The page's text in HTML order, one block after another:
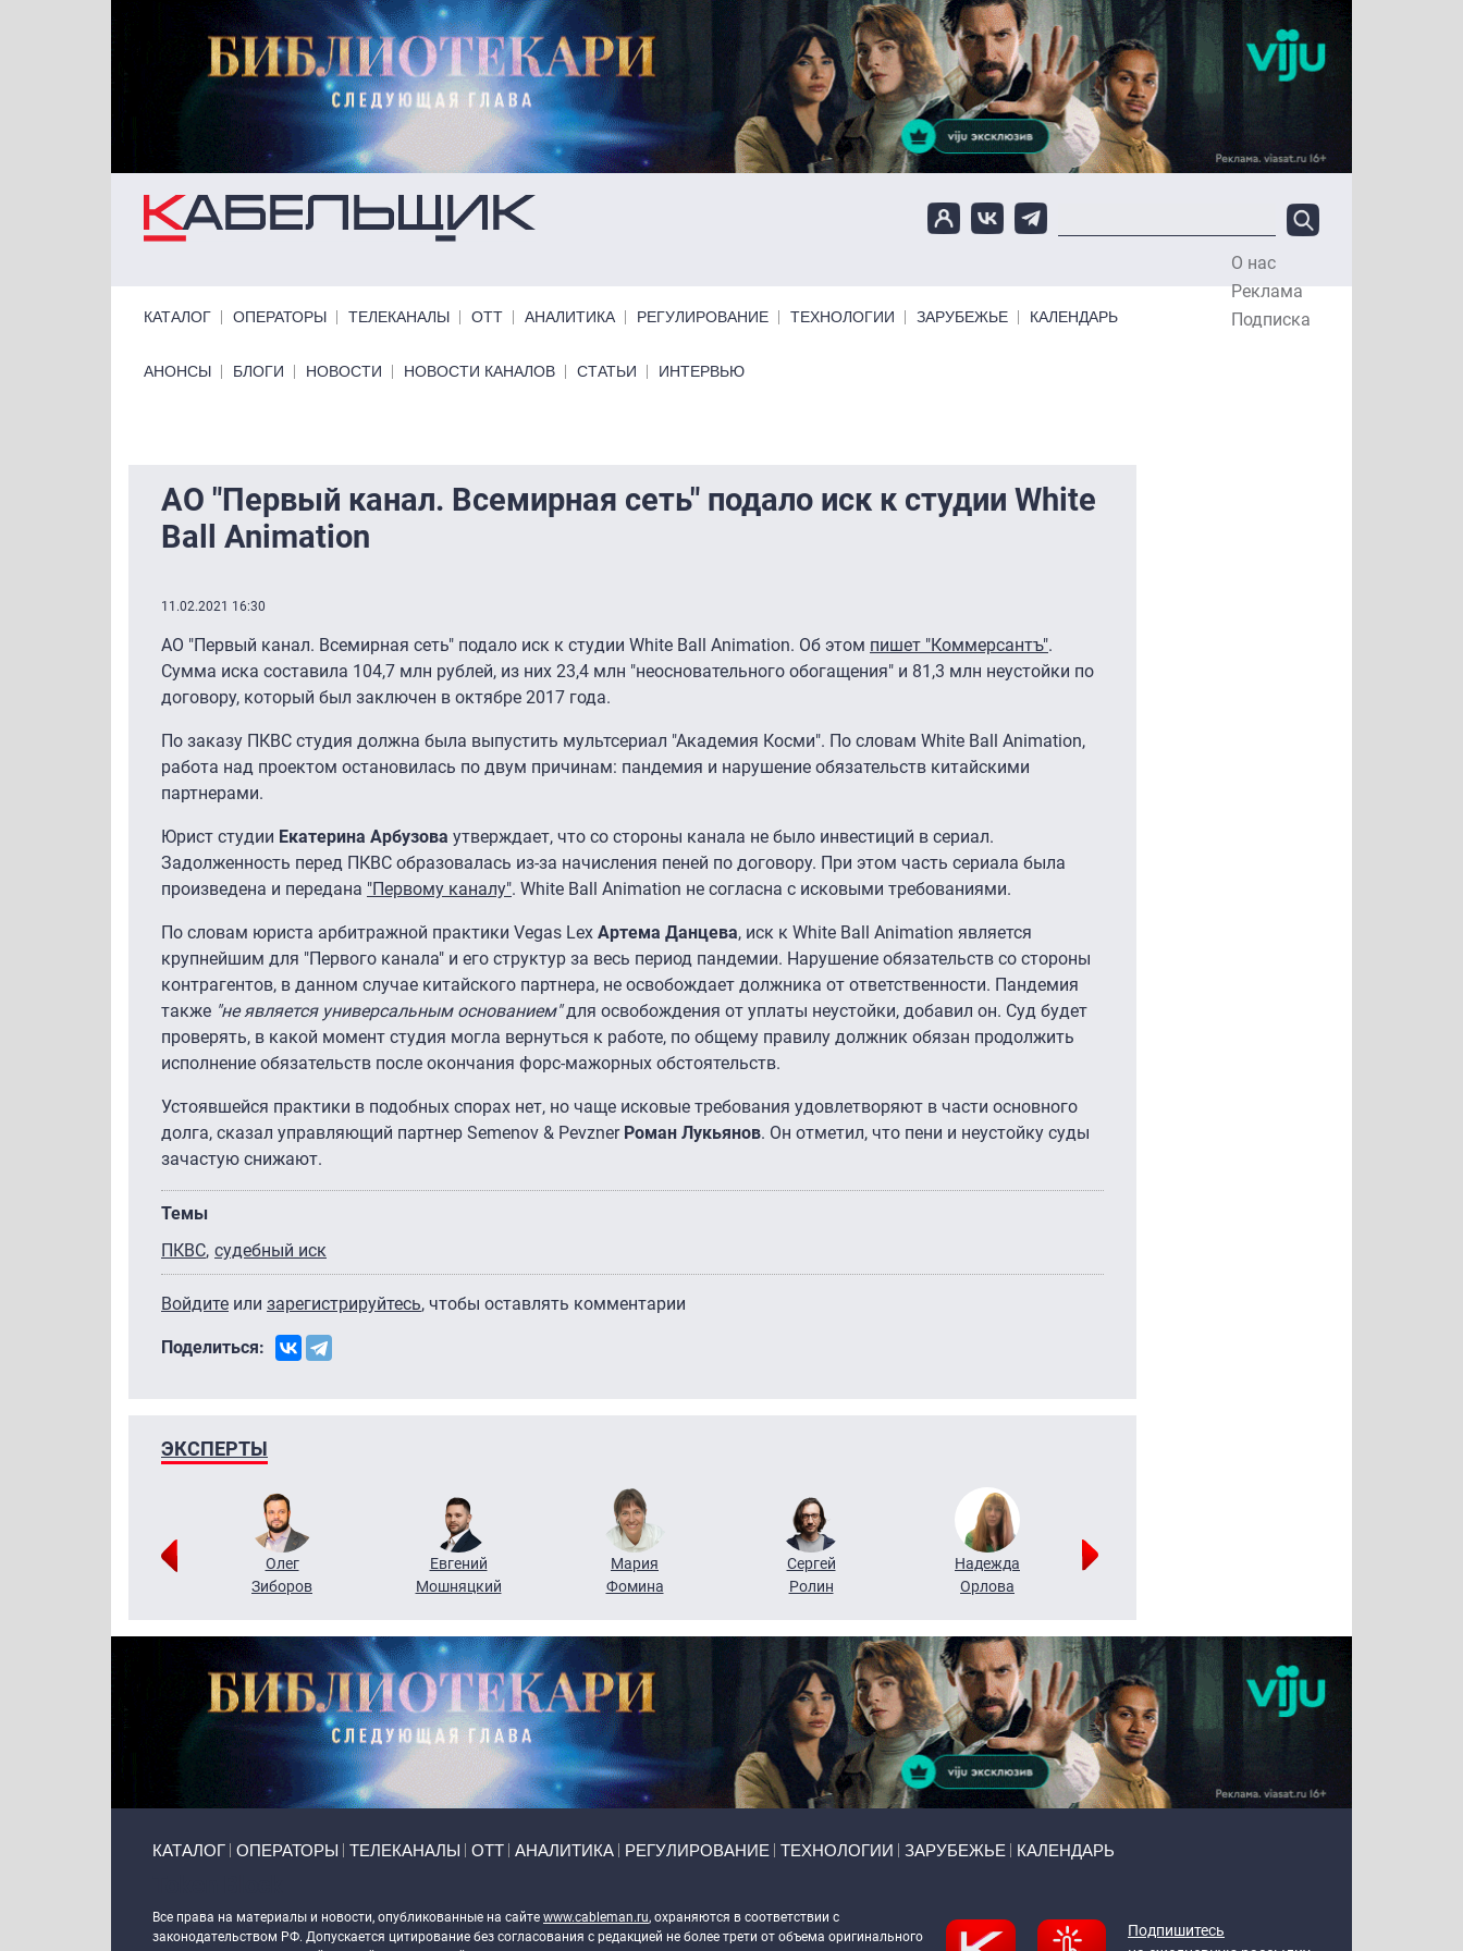
Перейти к основному содержанию
О нас
Реклама
Подписка
КАТАЛОГ ОПЕРАТОРЫ ТЕЛЕКАНАЛЫ ОТТ АНАЛИТИКА РЕГУЛИРОВАНИЕ ТЕХНОЛОГИИ ЗАРУБЕЖЬЕ КАЛЕНДАРЬ
Primary links bottom
АНОНСЫ БЛОГИ НОВОСТИ НОВОСТИ КАНАЛОВ СТАТЬИ ИНТЕРВЬЮ
АО "Первый канал. Всемирная сеть" подало иск к студии White
Ball Animation
11.02.2021 16:30
АО "Первый канал. Всемирная сеть" подало иск к студии White Ball Animation. Об этом пишет "Коммерсантъ".
Сумма иска составила 104,7 млн рублей, из них 23,4 млн "неосновательного обогащения" и 81,3 млн неустойки по
договору, который был заключен в октябре 2017 года.
По заказу ПКВС студия должна была выпустить мультсериал "Академия Косми". По словам White Ball Animation,
работа над проектом остановилась по двум причинам: пандемия и нарушение обязательств китайскими
партнерами.
Юрист студии Екатерина Арбузова утверждает, что со стороны канала не было инвестиций в сериал.
Задолженность перед ПКВС образовалась из-за начисления пеней по договору. При этом часть сериала была
произведена и передана "Первому каналу". White Ball Animation не согласна с исковыми требованиями.
По словам юриста арбитражной практики Vegas Lex Артема Данцева, иск к White Ball Animation является
крупнейшим для "Первого канала" и его структур за весь период пандемии. Нарушение обязательств со стороны
контрагентов, в данном случае китайского партнера, не освобождает должника от ответственности. Пандемия
также "не является универсальным основанием"для освобождения от уплаты неустойки, добавил он. Суд будет
проверять, в какой момент студия могла вернуться к работе, по общему правилу должник обязан продолжить
исполнение обязательств после окончания форс-мажорных обстоятельств.
Устоявшейся практики в подобных спорах нет, но чаще исковые требования удовлетворяют в части основного
долга, сказал управляющий партнер Semenov & Pevzner Роман Лукьянов. Он отметил, что пени и неустойку суды
зачастую снижают.
Темы
ПКВС судебный иск
Войдите или зарегистрируйтесь, чтобы оставлять комментарии
Поделиться:
ЭКСПЕРТЫ
Олег
Зиборов
Евгений
Мошняцкий
Мария
Фомина
Сергей
Ролин
Надежда
Орлова
КАТАЛОГ ОПЕРАТОРЫ ТЕЛЕКАНАЛЫ ОТТ АНАЛИТИКА РЕГУЛИРОВАНИЕ ТЕХНОЛОГИИ ЗАРУБЕЖЬЕ КАЛЕНДАРЬ
Все права на материалы и новости, опубликованные на сайте www.cableman.ru, охраняются в соответствии с
законодательством РФ. Допускается цитирование без согласования с редакцией не более трети от объема оригинального
Подпишитесь